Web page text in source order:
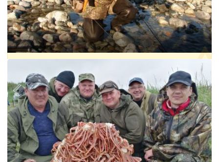
РЕГИОН: РОССИЯ, ДАЛЬНЕВОСТОЧНЫЙ ФО, РЕСПУБЛИКА САХА
(ЯКУТИЯ)
ПРОЖИВАНИЕ: ЕСТЬ
РЫБА:
ЛЕНОК,ОКУНЬ РЕЧНОЙ,ТАЙМЕНЬ ,ХАРИУС,ЩУКА